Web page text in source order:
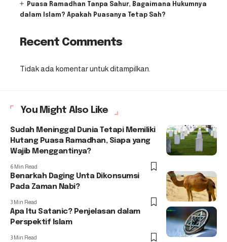
Puasa Ramadhan Tanpa Sahur, Bagaimana Hukumnya
dalam Islam? Apakah Puasanya Tetap Sah?
Recent Comments
Tidak ada komentar untuk ditampilkan.
You Might Also Like
Sudah Meninggal Dunia Tetapi Memiliki
Hutang Puasa Ramadhan, Siapa yang
Wajib Menggantinya?
6 Min Read
Benarkah Daging Unta Dikonsumsi
Pada Zaman Nabi?
3 Min Read
Apa Itu Satanic? Penjelasan dalam
Perspektif Islam
3 Min Read